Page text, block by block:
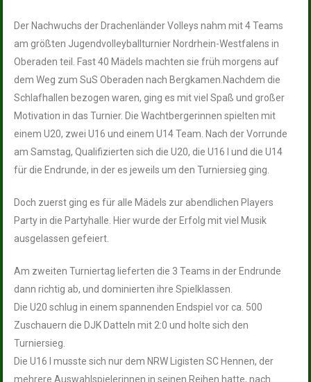
Der Nachwuchs der Drachenländer Volleys nahm mit 4 Teams
am größten Jugendvolleyballturnier Nordrhein-Westfalens in
Oberaden teil. Fast 40 Mädels machten sie früh morgens auf
dem Weg zum SuS Oberaden nach Bergkamen.Nachdem die
Schlafhallen bezogen waren, ging es mit viel Spaß und großer
Motivation in das Turnier. Die Wachtbergerinnen spielten mit
einem U20, zwei U16 und einem U14 Team. Nach der Vorrunde
am Samstag, Qualifizierten sich die U20, die U16 I und die U14
für die Endrunde, in der es jeweils um den Turniersieg ging.
Doch zuerst ging es für alle Mädels zur abendlichen Players
Party in die Partyhalle. Hier wurde der Erfolg mit viel Musik
ausgelassen gefeiert.
Am zweiten Turniertag lieferten die 3 Teams in der Endrunde
dann richtig ab, und dominierten ihre Spielklassen.
Die U20 schlug in einem spannenden Endspiel vor ca. 500
Zuschauern die DJK Datteln mit 2:0 und holte sich den
Turniersieg.
Die U16 I musste sich nur dem NRW Ligisten SC Hennen, der
mehrere Auswahlspielerinnen in seinen Reihen hatte, nach